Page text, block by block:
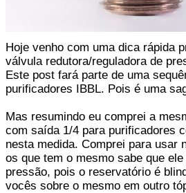
Hoje venho com uma dica rápida
válvula redutora/reguladora de
Este post fará parte de uma
purificadores IBBL. Pois é uma
Mas resumindo eu comprei a
com saída 1/4 para purificadores
nesta medida. Comprei para usar
os que tem o mesmo sabe que
pressão, pois o reservatório é
vocês sobre o mesmo em outro